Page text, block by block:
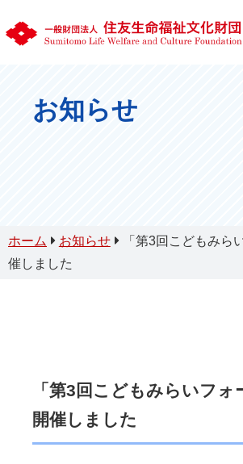
お知らせ
ホーム お知らせ
「第3回こどもみら
催しました
「第3回こどもみらいフォ
開催しました